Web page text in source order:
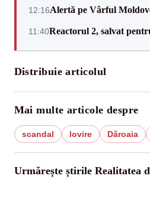
12:16Alertă pe Vârful
11:40Reactorul 2, salvat
Distribuie articolul
Mai multe articole despre
scandal lovire Dăroaia
Urmărește știrile Realitatea